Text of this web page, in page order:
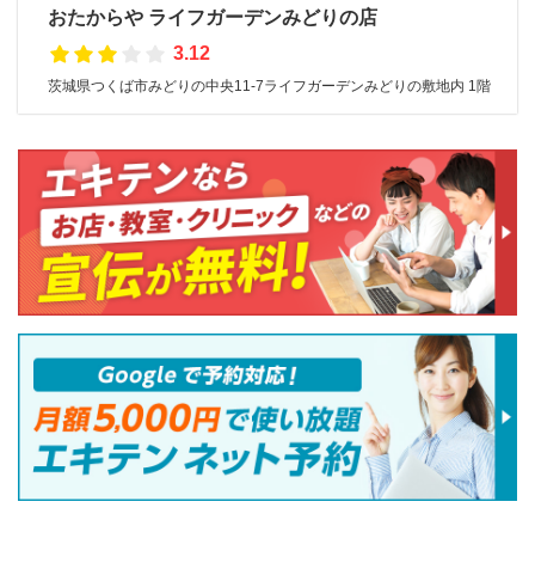
おたからや ライフガーデンみどりの店
3.12
茨城県つくば市みどりの中央11-7ライフガーデンみどりの敷地内 1階